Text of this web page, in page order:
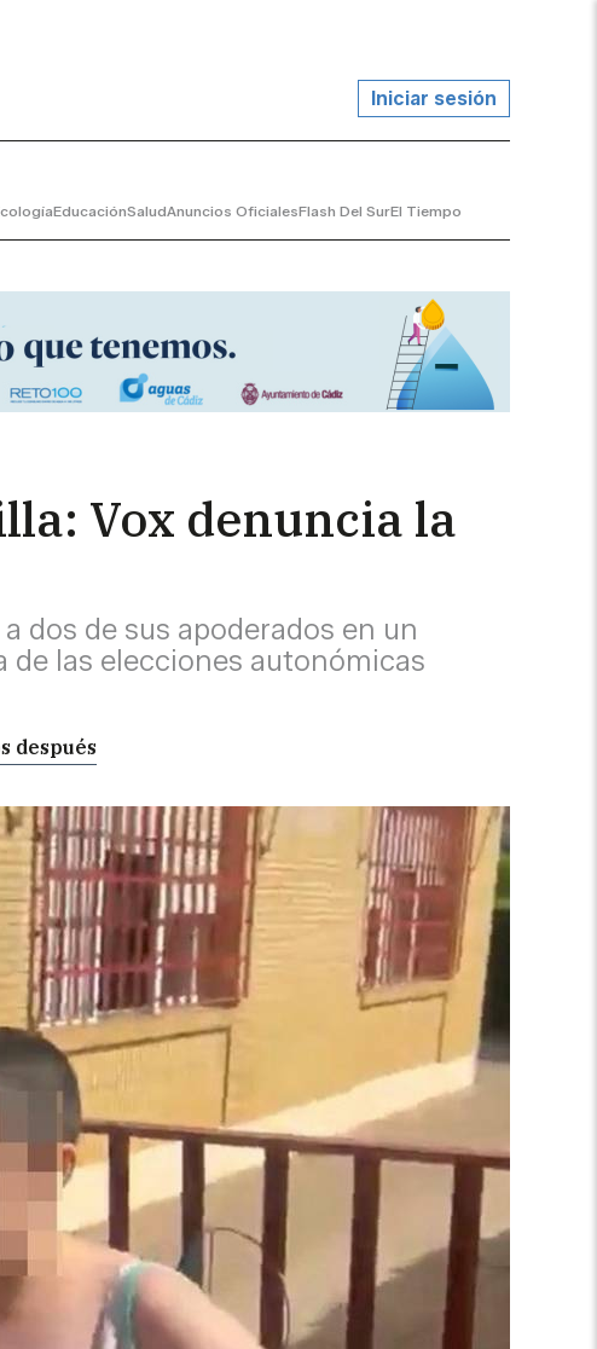
Iniciar sesión
EducaciónSaludAnuncios OficialesFlash Del SurEl Tiempo
Vox denuncia la
dos de sus apoderados en un
de las elecciones autonómicas
después